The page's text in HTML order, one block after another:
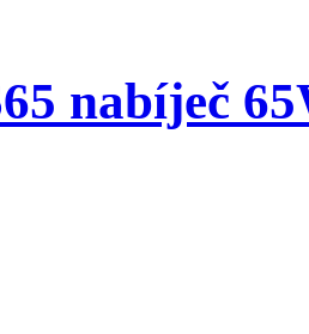
nabíječ